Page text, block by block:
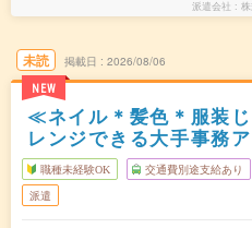
派遣会社
未読
NEW
掲載日 2026/08/06
≪ネイル＊髪色＊服装
レンジできる大手事務
職種未経験OK 交通費別途支給あり
派遣